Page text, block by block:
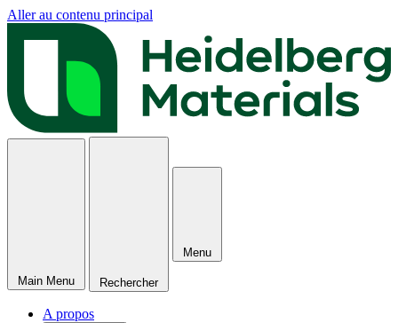
Aller au contenu principal
Main Menu Rechercher
Menu
A propos